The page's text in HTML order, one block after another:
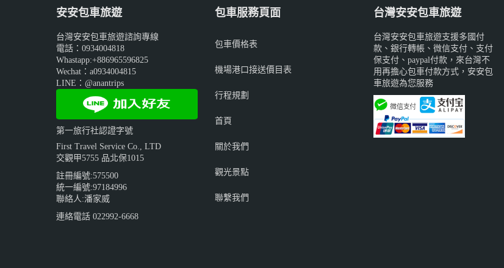
安安包車旅遊
台灣安安包車旅遊諮詢專線
電話：0934004818
Whastapp:+886965596825
Wechat：a0934004815
LINE：@anantrips
第一旅行社認證字號
First Travel Service Co., LTD
交觀甲5755 品北保1015
註冊編號:575500
統一編號:97184996
聯絡人:潘家威
連絡電話 022992-6668
包車服務頁面
包車價格表
機場港口接送價目表
行程規劃
首頁
關於我們
觀光景點
聯繫我們
台灣安安包車旅遊
台灣安安包車旅遊支援多國付
款、銀行轉帳、微信支付、支付
保支付、paypal付款，來台灣不
用再擔心包車付款方式，安安包
車旅遊為您服務